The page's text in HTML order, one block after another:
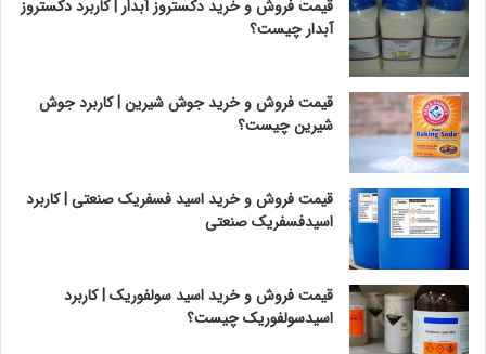
قیمت فروش و خرید دکستروز آبدار | کاربرد دکستروز
آبدار چیست؟
قیمت فروش و خرید جوش شیرین | کاربرد جوش
شیرین چیست؟
قیمت فروش و خرید اسید فسفریک صنعتی | کاربرد
اسیدفسفریک صنعتی
قیمت فروش و خرید اسید سولفوریک | کاربرد
اسیدسولفوریک چیست؟